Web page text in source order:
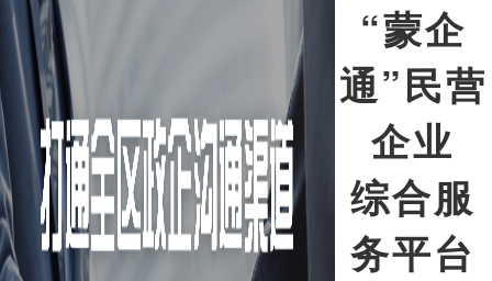
“蒙企
通”民营
企业
综合服
务平台